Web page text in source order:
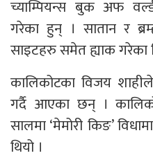
च्याम्पियन्स बुक अफ
गरेका हुन् । सातान र
साइटहरु समेत ह्याक गरेका
कालिकोटका विजय
गर्दै आएका छन् ।
सालमा ‘मेमोरी किङ’
थियो ।